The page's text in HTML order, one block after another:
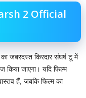
2 Official
जबरदस्त किरदार संघर्ष टू में
किया जाएगा। यदि फिल्म
हैं, जबकि फिल्म का